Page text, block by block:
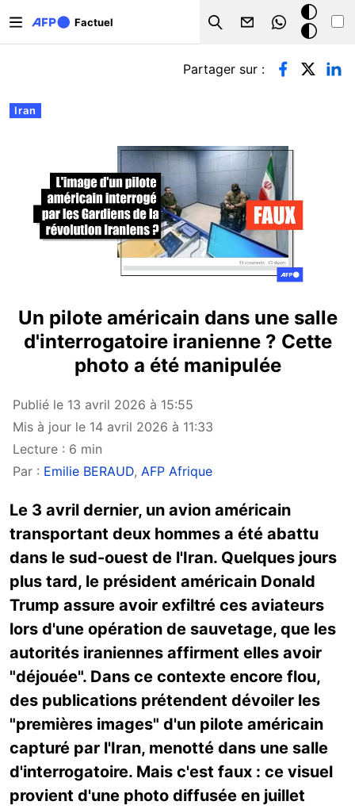
Factuel
Search
Mode
sombre
Onglets principaux
Iran
Partager sur :
Un pilote américain dans une salle
d'interrogatoire iranienne ? Cette
photo a été manipulée
Publié le 13 avril 2026 à 15:55
Mis à jour le 14 avril 2026 à 11:33
Lecture : 6 min
Par : Emilie BERAUD, AFP Afrique
Le 3 avril dernier, un avion américain
transportant deux hommes a été abattu
dans le sud-ouest de l'Iran. Quelques jours
plus tard, le président américain Donald
Trump assure avoir exfiltré ces aviateurs
lors d'une opération de sauvetage, que les
autorités iraniennes affirment elles avoir
"déjouée". Dans ce contexte encore flou,
des publications prétendent dévoiler les
"premières images" d'un pilote américain
capturé par l'Iran, menotté dans une salle
d'interrogatoire. Mais c'est faux : ce visuel
provient d'une photo diffusée en juillet